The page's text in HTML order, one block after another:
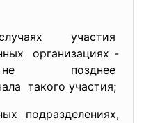
участия
организациях -
такого участия;
подразделениях,